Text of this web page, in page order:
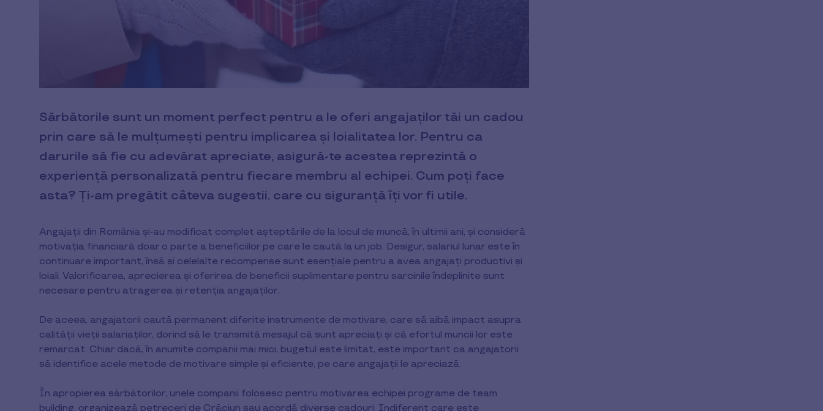
Sărbătorile sunt un moment perfect pentru a le oferi angajaților tăi un cadou
prin care să le mulțumești pentru implicarea și loialitatea lor. Pentru ca
darurile să fie cu adevărat apreciate, asigură-te acestea reprezintă o
experiență personalizată pentru fiecare membru al echipei. Cum poți face
asta? Ți-am pregătit câteva sugestii, care cu siguranță îți vor fi utile.
Angajații din România și-au modificat complet așteptările de la locul de muncă, în ultimii ani, și consideră
motivația financiară doar o parte a beneficiilor pe care le caută la un job. Desigur, salariul lunar este în
continuare important, însă și celelalte recompense sunt esențiale pentru a avea angajați productivi și
loiali. Valorificarea, aprecierea și oferirea de beneficii suplimentare pentru sarcinile îndeplinite sunt
necesare pentru atragerea și retenția angajaților.
De aceea, angajatorii caută permanent diferite instrumente de motivare, care să aibă impact asupra
calității vieții salariaților, dorind să le transmită mesajul că sunt apreciați și că efortul muncii lor este
remarcat. Chiar dacă, în anumite companii mai mici, bugetul este limitat, este important ca angajatorii
să identifice acele metode de motivare simple și eficiente, pe care angajații le apreciază.
În apropierea sărbătorilor, unele companii folosesc pentru motivarea echipei programe de team
building, organizează petreceri de Crăciun sau acordă diverse cadouri. Indiferent care este